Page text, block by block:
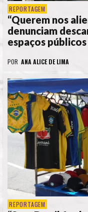
REPORTAGEM
“Querem nos
denunciam
espaços
POR ANA ALICE DE LIMA
REPORTAGEM